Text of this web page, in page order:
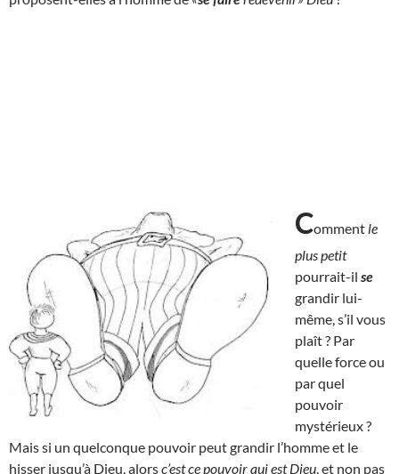
Comment le
plus petit
pourrait-il se
grandir lui-
même, s’il vous
plaît ? Par
quelle force ou
par quel
pouvoir
mystérieux ?
Mais si un quelconque pouvoir peut grandir l’homme et le
hisser jusqu’à Dieu, alorsc’est ce pouvoir qui est Dieu , et non pas